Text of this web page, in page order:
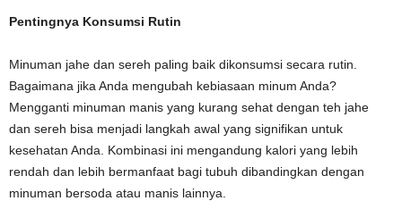
Pentingnya Konsumsi Rutin
Minuman jahe dan sereh paling baik dikonsumsi secara rutin.
Bagaimana jika Anda mengubah kebiasaan minum Anda?
Mengganti minuman manis yang kurang sehat dengan teh jahe
dan sereh bisa menjadi langkah awal yang signifikan untuk
kesehatan Anda. Kombinasi ini mengandung kalori yang lebih
rendah dan lebih bermanfaat bagi tubuh dibandingkan dengan
minuman bersoda atau manis lainnya.